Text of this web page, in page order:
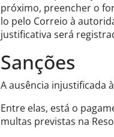
próximo, preencher o
lo pelo Correio à
justificativa será
Sanções
A ausência injustificada
Entre elas, está o
multas previstas na